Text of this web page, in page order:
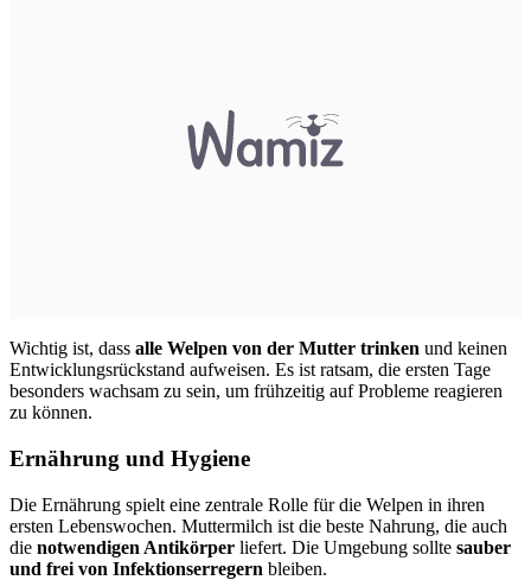
Wichtig ist, dass alle Welpen von der Mutter trinken und keinen
Entwicklungsrückstand aufweisen. Es ist ratsam, die ersten Tage
besonders wachsam zu sein, um frühzeitig auf Probleme reagieren
zu können.
Ernährung und Hygiene
Die Ernährung spielt eine zentrale Rolle für die Welpen in ihren
ersten Lebenswochen. Muttermilch ist die beste Nahrung, die auch
die notwendigen Antikörper liefert. Die Umgebung sollte sauber
und frei von Infektionserregern bleiben.